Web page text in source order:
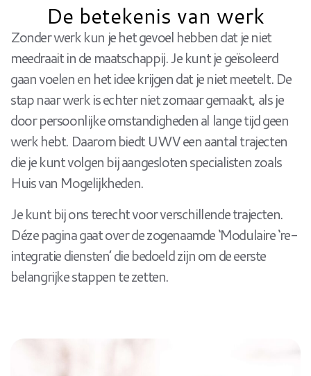
De betekenis van werk
Zonder werk kun je het gevoel hebben dat je niet
meedraait in de maatschappij. Je kunt je geïsoleerd
gaan voelen en het idee krijgen dat je niet meetelt. De
stap naar werk is echter niet zomaar gemaakt, als je
door persoonlijke omstandigheden al lange tijd geen
werk hebt. Daarom biedt UWV een aantal trajecten
die je kunt volgen bij aangesloten specialisten zoals
Huis van Mogelijkheden.
Je kunt bij ons terecht voor verschillende trajecten.
Déze pagina gaat over de zogenaamde ‘Modulaire ‘re-
integratie diensten’ die bedoeld zijn om de eerste
belangrijke stappen te zetten.